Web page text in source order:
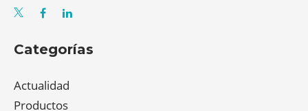
Categorías
Actualidad
Productos